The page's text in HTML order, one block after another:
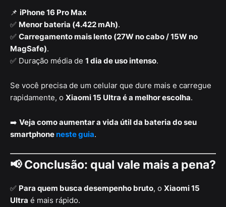
📌 iPhone 16 Pro Max
✅ Menor bateria (4.422 mAh).
✅ Carregamento mais lento (27W no cabo / 15W no
MagSafe).
✅ Duração média de 1 dia de uso intenso.
Se você precisa de um celular que dure mais e carregue
rapidamente, o Xiaomi 15 Ultra é a melhor escolha.
➡️ Veja como aumentar a vida útil da bateria do seu
smartphone neste guia.
📢 Conclusão: qual vale mais a pena?
✅ Para quem busca desempenho bruto, o Xiaomi 15
Ultra é mais rápido.